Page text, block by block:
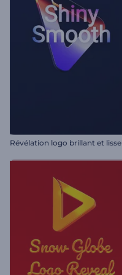
Révélation logo brillant et lisse